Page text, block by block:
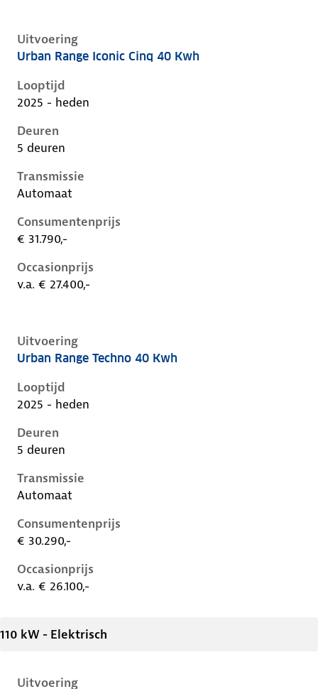
Uitvoering
Renault 5 E-Tech iii, 40 kwh, 90 kW, Elektrisch, 5
Urban Range Iconic Cinq 40 Kwh
Looptijd
2025 - heden
Deuren
5 deuren
Transmissie
Automaat
Consumentenprijs
€ 31.790,-
Occasionprijs
v.a. € 27.400,-
Uitvoering
Renault 5 E-Tech iii, 40 kwh, 90 kW, Elektrisch, 5
Urban Range Techno 40 Kwh
Looptijd
2025 - heden
Deuren
5 deuren
Transmissie
Automaat
Consumentenprijs
€ 30.290,-
Occasionprijs
v.a. € 26.100,-
110 kW - Elektrisch
Uitvoering